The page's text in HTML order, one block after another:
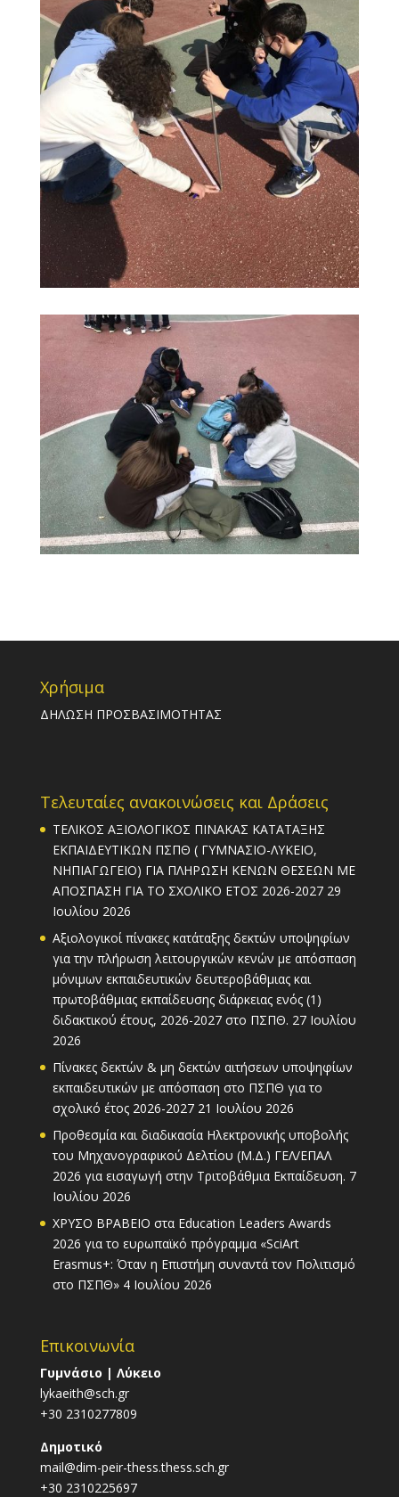
Χρήσιμα
ΔΗΛΩΣΗ ΠΡΟΣΒΑΣΙΜΟΤΗΤΑΣ
Τελευταίες ανακοινώσεις και Δράσεις
ΤΕΛΙΚΟΣ ΑΞΙΟΛΟΓΙΚΟΣ ΠΙΝΑΚΑΣ ΚΑΤΑΤΑΞΗΣ
ΕΚΠΑΙΔΕΥΤΙΚΩΝ ΠΣΠΘ ( ΓΥΜΝΑΣΙΟ-ΛΥΚΕΙΟ,
ΝΗΠΙΑΓΩΓΕΙΟ) ΓΙΑ ΠΛΗΡΩΣΗ ΚΕΝΩΝ ΘΕΣΕΩΝ ΜΕ
ΑΠΟΣΠΑΣΗ ΓΙΑ ΤΟ ΣΧΟΛΙΚΟ ΕΤΟΣ 2026-2027 29
Ιουλίου 2026
Αξιολογικοί πίνακες κατάταξης δεκτών υποψηφίων
για την πλήρωση λειτουργικών κενών με απόσπαση
μόνιμων εκπαιδευτικών δευτεροβάθμιας και
πρωτοβάθμιας εκπαίδευσης διάρκειας ενός (1)
διδακτικού έτους, 2026-2027 στο ΠΣΠΘ. 27 Ιουλίου
2026
Πίνακες δεκτών & μη δεκτών αιτήσεων υποψηφίων
εκπαιδευτικών με απόσπαση στο ΠΣΠΘ για το
σχολικό έτος 2026-2027 21 Ιουλίου 2026
Προθεσμία και διαδικασία Ηλεκτρονικής υποβολής
του Μηχανογραφικού Δελτίου (Μ.Δ.) ΓΕΛ/ΕΠΑΛ
2026 για εισαγωγή στην Τριτοβάθμια Εκπαίδευση. 7
Ιουλίου 2026
ΧΡΥΣΟ ΒΡΑΒΕΙΟ στα Education Leaders Awards
2026 για το ευρωπαϊκό πρόγραμμα «SciArt
Erasmus+: Όταν η Επιστήμη συναντά τον Πολιτισμό
στο ΠΣΠΘ» 4 Ιουλίου 2026
Επικοινωνία
Γυμνάσιο | Λύκειο
lykaeith@sch.gr
+30 2310277809
Δημοτικό
mail@dim-peir-thess.thess.sch.gr
+30 2310225697